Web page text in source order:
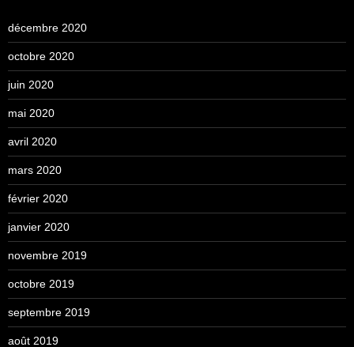
décembre 2020
octobre 2020
juin 2020
mai 2020
avril 2020
mars 2020
février 2020
janvier 2020
novembre 2019
octobre 2019
septembre 2019
août 2019